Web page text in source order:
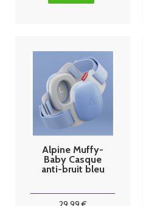
Alpine Muffy-
Baby Casque
anti-bruit bleu